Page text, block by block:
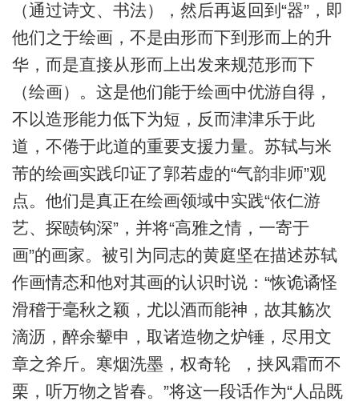
（通过诗文、书法），然后再返回到“器”，即
他们之于绘画，不是由形而下到形而上的升
华，而是直接从形而上出发来规范形而下
（绘画）。这是他们能于绘画中优游自得，
不以造形能力低下为短，反而津津乐于此
道，不倦于此道的重要支援力量。苏轼与米
芾的绘画实践印证了郭若虚的“气韵非师”观
点。他们是真正在绘画领域中实践“依仁游
艺、探赜钩深”，并将“高雅之情，一寄于
画”的画家。被引为同志的黄庭坚在描述苏轼
作画情态和他对其画的认识时说：“恢诡谲怪
滑稽于毫秋之颖，尤以酒而能神，故其觞次
滴沥，醉余颦申，取诸造物之炉锤，尽用文
章之斧斤。寒烟洗墨，权奇轮 ，挟风霜而不
栗，听万物之皆春。”将这一段话作为“人品既